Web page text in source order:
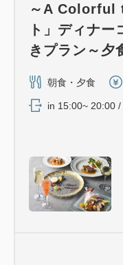
～A Colorful
ト」ディナ
きプラン～夕
朝食・夕食
in 15:00~ 20:00